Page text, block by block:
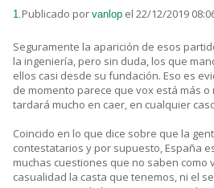
1.Publicado por vanlop el 22/12/2019
Seguramente la aparición de esos
la ingeniería, pero sin duda, los que
ellos casi desde su fundación. Eso es
de momento parece que vox está más
tardará mucho en caer, en cualquier
Coincido en lo que dice sobre que la
contestatarios y por supuesto, España
muchas cuestiones que no saben como
casualidad la casta que tenemos, ni el